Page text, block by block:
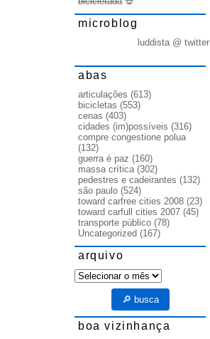
microblog
luddista @ twitter
abas
articulações (613)
bicicletas (553)
cenas (403)
cidades (im)possíveis (316)
compre congestione polua
(132)
guerra é paz (160)
massa crítica(302)
pedestres e cadeirantes (132)
são paulo (524)
toward carfree cities 2008 (23)
toward carfull cities 2007 (45)
transporte público (78)
Uncategorized (167)
arquivo
arquivo
🔎 busca
boa vizinhança